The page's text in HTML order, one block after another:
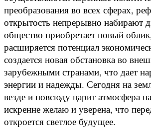
преобразования во всех сферах,
открытость непрерывно набирают
общество приобретает новый
расширяется потенциал
создается новая обстановка во
зарубежными странами, что дает
энергии и надежды. Сегодня на
везде и повсюду царит атмосфера
искренне желаю и уверена, что
откроется светлое будущее.